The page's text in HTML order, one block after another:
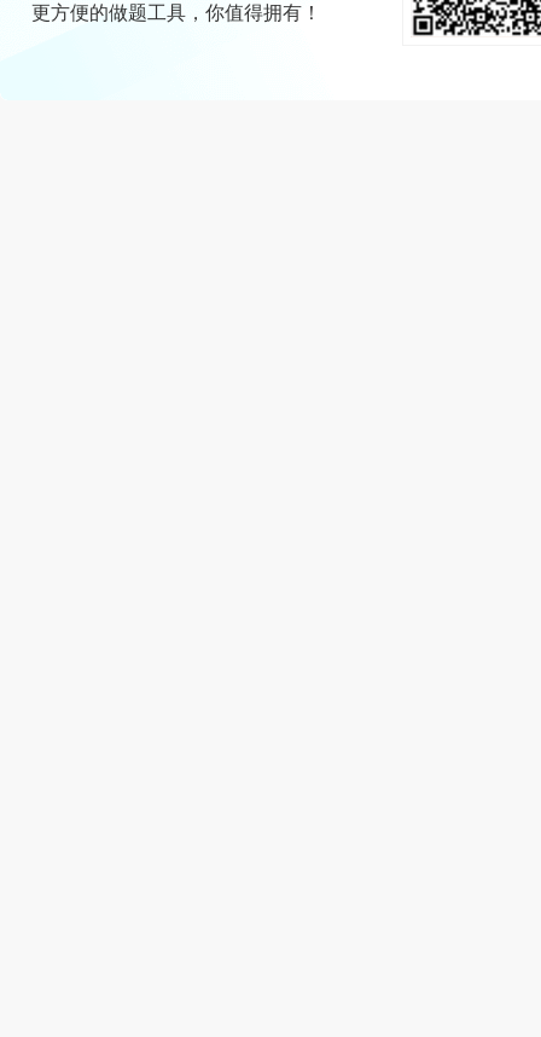
更方便的做题工具，你值得拥有！